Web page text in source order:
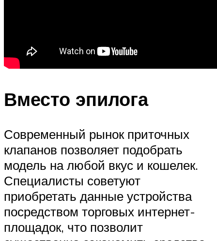
Вместо эпилога
Современный рынок приточных
клапанов позволяет подобрать
модель на любой вкус и кошелек.
Специалисты советуют
приобретать данные устройства
посредством торговых интернет-
площадок, что позволит